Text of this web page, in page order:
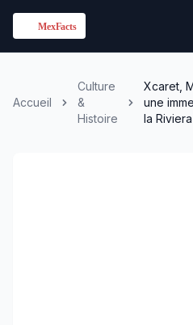
Accueil
Culture
&
Histoire
Xcaret,
une
la